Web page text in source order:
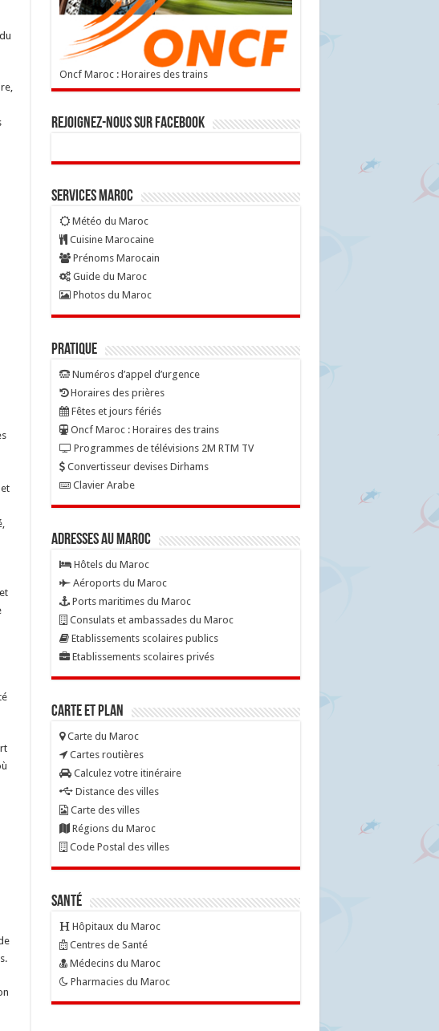
Oncf Maroc : Horaires des trains
Rejoignez-nous sur Facebook
Services Maroc
Météo du Maroc
Cuisine Marocaine
Prénoms Marocain
Guide du Maroc
Photos du Maroc
Pratique
Numéros d’appel d’urgence
Horaires des prières
Fêtes et jours fériés
Oncf Maroc : Horaires des trains
Programmes de télévisions 2M RTM TV
Convertisseur devises Dirhams
Clavier Arabe
Adresses au Maroc
Hôtels du Maroc
Aéroports du Maroc
Ports maritimes du Maroc
Consulats et ambassades du Maroc
Etablissements scolaires publics
Etablissements scolaires privés
Carte et Plan
Carte du Maroc
Cartes routières
Calculez votre itinéraire
Distance des villes
Carte des villes
Régions du Maroc
Code Postal des villes
Santé
Hôpitaux du Maroc
Centres de Santé
Médecins du Maroc
Pharmacies du Maroc